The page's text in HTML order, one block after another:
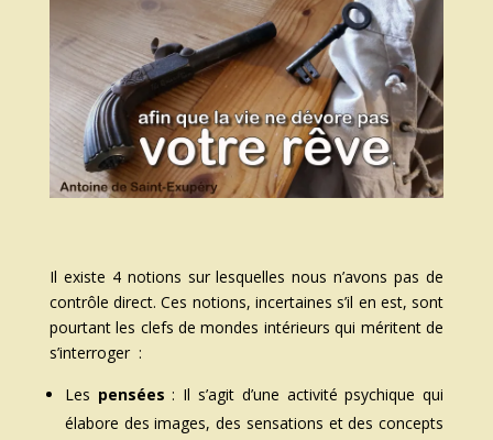
Il existe 4 notions sur lesquelles nous n’avons pas de
contrôle direct. Ces notions, incertaines s’il en est, sont
pourtant les clefs de mondes intérieurs qui méritent de
s’interroger :
Les pensées : Il s’agit d’une activité psychique qui
élabore des images, des sensations et des concepts